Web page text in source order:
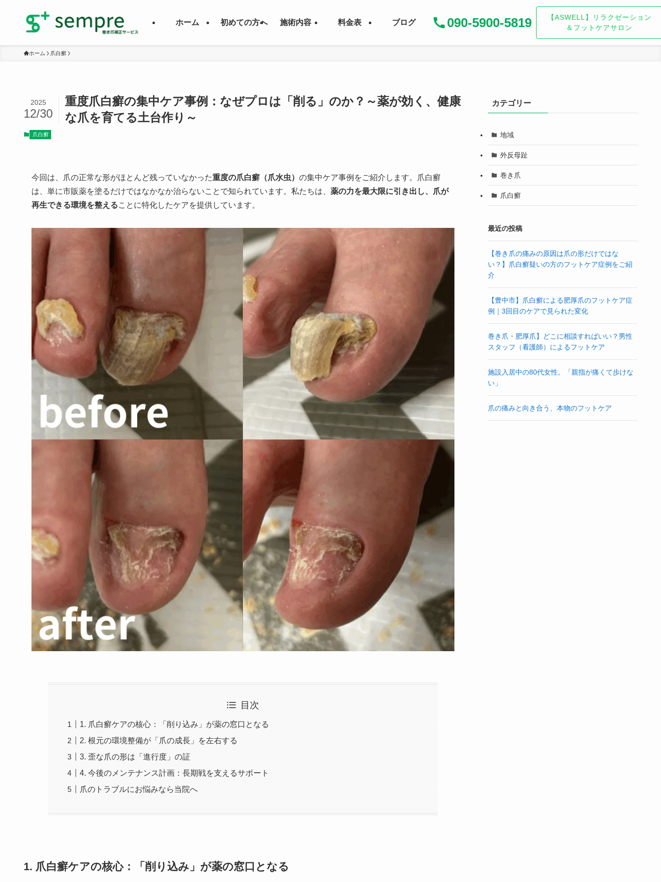
ホーム 初めての方へ 施術内容 料金表 ブログ 090-5900-5819
【ASWELL】リラクゼーション
＆フットケアサロン
ホーム 爪白癬
重度爪白癬の集中ケア事例：なぜプロは「削る」のか？～薬が効く、健康
な爪を育てる土台作り～
2025
12/30
爪白癬
今回は、爪の正常な形がほとんど残っていなかった重度の爪白癬（爪水虫） の集中ケア事例をご紹介します。爪白癬
は、単に市販薬を塗るだけではなかなか治らないことで知られています。私たちは、 薬の力を最大限に引き出し、爪が
再生できる環境を整えることに特化したケアを提供しています。
目次
1. 爪白癬ケアの核心：「削り込み」が薬の窓口となる
2. 根元の環境整備が「爪の成長」を左右する
3. 歪な爪の形は「進行度」の証
4. 今後のメンテナンス計画：長期戦を支えるサポート
爪のトラブルにお悩みなら当院へ
1. 爪白癬ケアの核心：「削り込み」が薬の窓口となる
カテゴリー
地域
外反母趾
巻き爪
爪白癬
最近の投稿
【巻き爪の痛みの原因は爪の形だけではな
い？】爪白癬疑いの方のフットケア症例をご紹
介
【豊中市】爪白癬による肥厚爪のフットケア症
例｜3回目のケアで見られた変化
巻き爪・肥厚爪】どこに相談すればいい？男性
スタッフ（看護師）によるフットケア
施設入居中の80代女性。「親指が痛くて歩けな
い」
爪の痛みと向き合う、本物のフットケア